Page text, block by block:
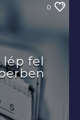
0
lép fel